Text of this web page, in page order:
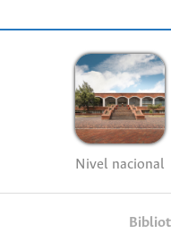
Nivel nacional